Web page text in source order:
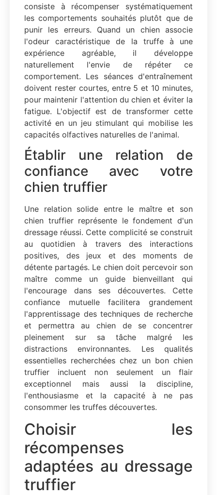
consiste à récompenser systématiquement
les comportements souhaités plutôt que de
punir les erreurs. Quand un chien associe
l'odeur caractéristique de la truffe à une
expérience agréable, il développe
naturellement l'envie de répéter ce
comportement. Les séances d'entraînement
doivent rester courtes, entre 5 et 10 minutes,
pour maintenir l'attention du chien et éviter la
fatigue. L'objectif est de transformer cette
activité en un jeu stimulant qui mobilise les
capacités olfactives naturelles de l'animal.
Établir une relation de
confiance avec votre
chien truffier
Une relation solide entre le maître et son
chien truffier représente le fondement d'un
dressage réussi. Cette complicité se construit
au quotidien à travers des interactions
positives, des jeux et des moments de
détente partagés. Le chien doit percevoir son
maître comme un guide bienveillant qui
l'encourage dans ses découvertes. Cette
confiance mutuelle facilitera grandement
l'apprentissage des techniques de recherche
et permettra au chien de se concentrer
pleinement sur sa tâche malgré les
distractions environnantes. Les qualités
essentielles recherchées chez un bon chien
truffier incluent non seulement un flair
exceptionnel mais aussi la discipline,
l'enthousiasme et la capacité à ne pas
consommer les truffes découvertes.
Choisir les
récompenses
adaptées au dressage
truffier